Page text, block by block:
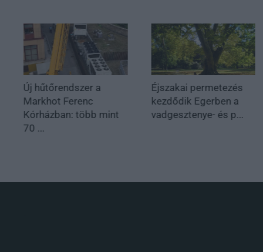
Új hűtőrendszer a
Markhot Ferenc
Kórházban: több mint
70 ...
Éjszakai permetezés
kezdődik Egerben a
vadgesztenye- és p...